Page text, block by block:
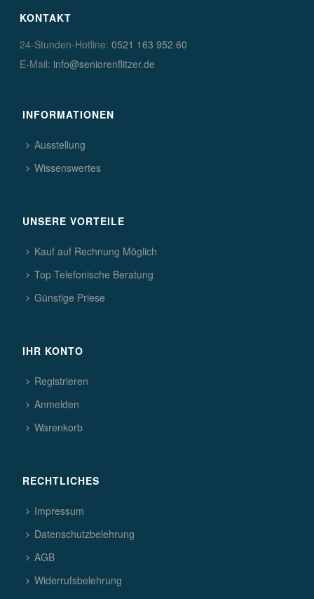
KONTAKT
24-Stunden-Hotline:0521 163 952 60
E-Mail:info@seniorenflitzer.de
INFORMATIONEN
Ausstellung
Wissenswertes
UNSERE VORTEILE
Kauf auf Rechnung Möglich
Top Telefonische Beratung
Günstige Priese
IHR KONTO
Registrieren
Anmelden
Warenkorb
RECHTLICHES
Impressum
Datenschutzbelehrung
AGB
Widerrufsbelehrung